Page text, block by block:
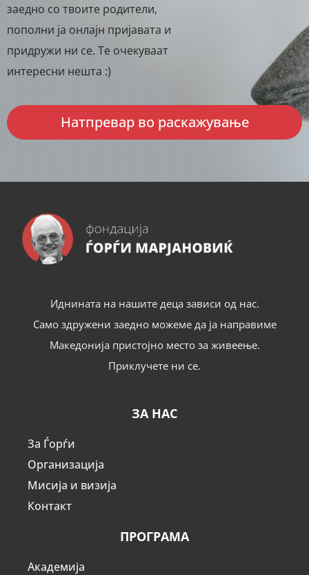
заедно со твоите родители,
пополни ја онлајн пријавата и
придружи ни се. Те очекуваат
интересни нешта :)
Натпревар во раскажување
Иднината на нашите деца зависи од нас.
Само здружени заедно можеме да ја направиме
Македонија пристојно место за живеење.
Приклучете ни се.
ЗА НАС
За Ѓорѓи
Организација
Мисија и визија
Контакт
ПРОГРАМА
Академија